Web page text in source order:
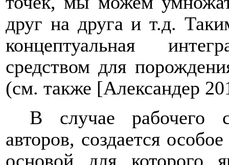
друг на друга и т.д.
концептуальная
средством для
(см. также [Александер
В случае рабочего
авторов, создается
основой для которого